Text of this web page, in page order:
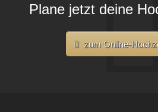
Plane jetzt deine
zum Online-